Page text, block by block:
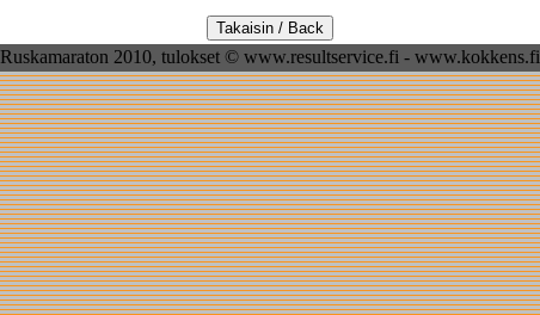
Ruskamaraton 2010, tulokset © www.resultservice.fi - www.kokkens.fi